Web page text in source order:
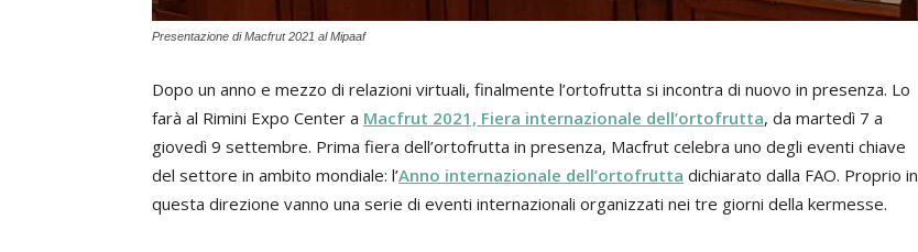
Presentazione di Macfrut 2021 al Mipaaf
Dopo un anno e mezzo di relazioni virtuali, finalmente l’ortofrutta si incontra di nuovo in presenza. Lo
farà al Rimini Expo Center a Macfrut 2021, Fiera internazionale dell’ortofrutta, da martedì 7 a
giovedì 9 settembre. Prima fiera dell’ortofrutta in presenza, Macfrut celebra uno degli eventi chiave
del settore in ambito mondiale: l’Anno internazionale dell’ortofrutta dichiarato dalla FAO. Proprio in
questa direzione vanno una serie di eventi internazionali organizzati nei tre giorni della kermesse.